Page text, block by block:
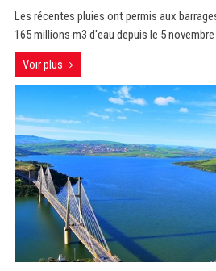
Les récentes pluies ont permis aux
165 millions m3 d'eau depuis le 5
Voir plus